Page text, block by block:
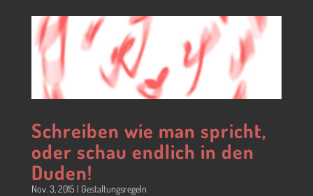
Schreiben wie man spricht,
oder schau endlich in den
Duden!
Nov. 3, 2015| Gestaltungsregeln